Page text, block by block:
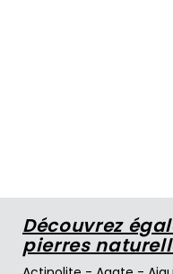
Découvrez
pierres